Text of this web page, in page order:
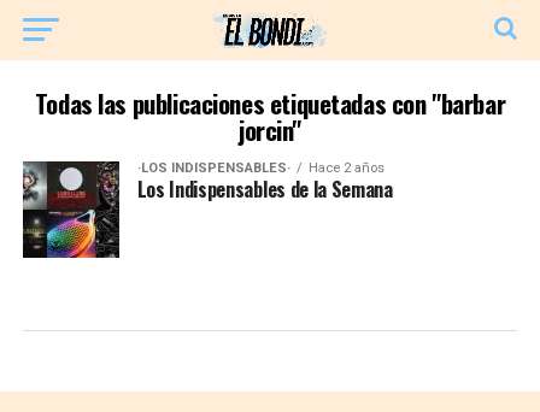
Todas las publicaciones etiquetadas con "barbar
jorcin"
·LOS INDISPENSABLES· Hace 2 años
Los Indispensables de la Semana